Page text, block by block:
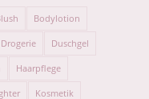
Bodylotion
Drogerie Duschgel
Haarpflege
Kosmetik